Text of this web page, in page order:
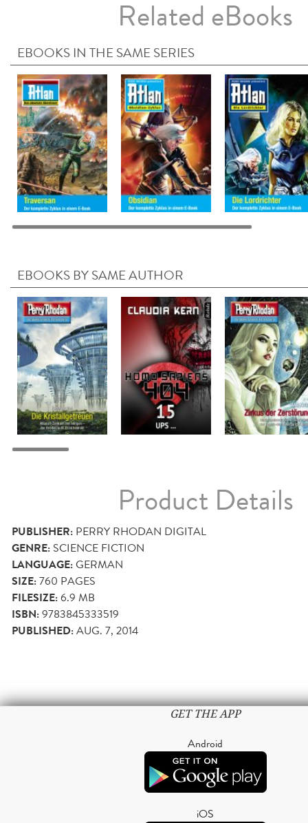
Related eBooks
EBOOKS IN THE SAME SERIES
EBOOKS BY SAME AUTHOR
Product Details
PUBLISHER: PERRY RHODAN DIGITAL
GENRE: SCIENCE FICTION
LANGUAGE:GERMAN
SIZE:760 PAGES
FILESIZE:6.9 MB
ISBN:9783845333519
PUBLISHED:AUG. 7, 2014
GET THE APP
Android
iOS